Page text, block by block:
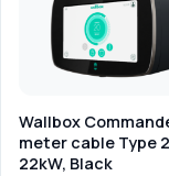
Wallbox
meter cable Type
22kW, Black